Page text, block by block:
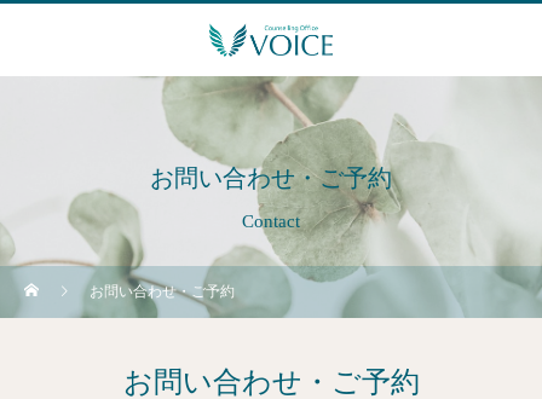
お問い合わせ・ご予約
Contact
お問い合わせ・ご予約
お問い合わせ・ご予約